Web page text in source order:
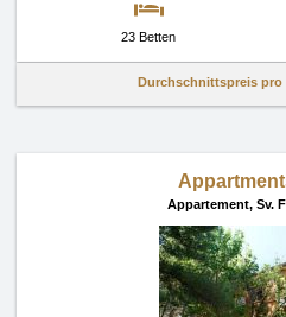
23 Betten
Durchschnittspreis pro
Appartement, Sv.